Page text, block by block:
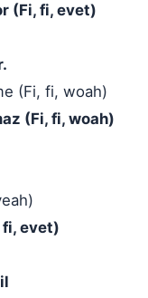
(Fi, fi, evet)
(Fi, fi, woah)
(Fi, fi, woah)
fi, evet)